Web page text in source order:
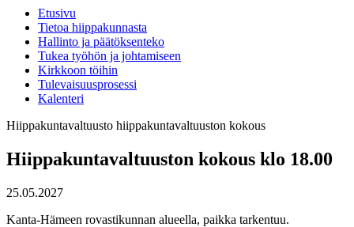
Etusivu
Tietoa hiippakunnasta
Hallinto ja päätöksenteko
Tukea työhön ja johtamiseen
Kirkkoon töihin
Tulevaisuusprosessi
Kalenteri
Hiippakuntavaltuusto hiippakuntavaltuuston kokous
Hiippakuntavaltuuston kokous klo 18.00
25.05.2027
Kanta-Hämeen rovastikunnan alueella, paikka tarkentuu.